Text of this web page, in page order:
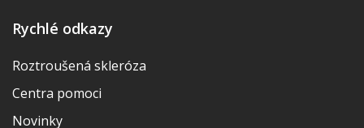
Rychlé odkazy
Roztroušená skleróza
Centra pomoci
Novinky